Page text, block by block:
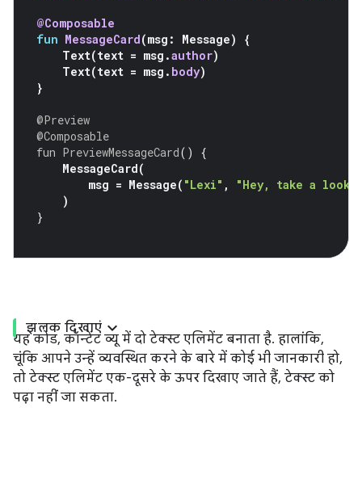
@Composable
fun MessageCard(msg : Message)
{
Text(text = msg .author)
Text(text = msg . body)
}
@Preview
@Composable
fun PreviewMessageCard()
{
MessageCard(
msg = Message( "Lexi" ,
"Hey, take a look
)
}
झलक दिखाएं
यह कोड, कॉन्टेंट व्यू में दो टेक्स्ट एलिमेंट बनाता है. हालांकि,
चूंकि आपने उन्हें व्यवस्थित करने के बारे में कोई भी जानकारी हो,
तो टेक्स्ट एलिमेंट एक-दूसरे के ऊपर दिखाए जाते हैं, टेक्स्ट को
पढ़ा नहीं जा सकता.